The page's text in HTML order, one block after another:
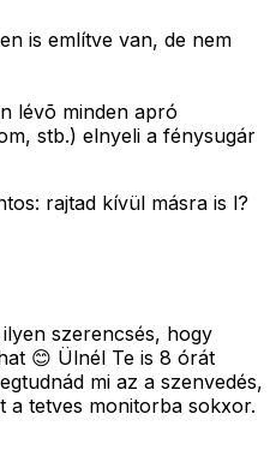
is említve van, de nem
lévõ minden apró
stb.) elnyeli a fénysugár
rajtad kívül másra is l?
szerencsés, hogy
😊 Ülnél Te is 8 órát
mi az a szenvedés,
a tetves monitorba sokxor.